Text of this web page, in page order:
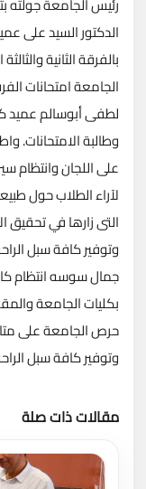
بالفرقة الثانية
الجامعة امتحانات
وطالبة الامتحانات.
على اللجان وانتظام
لآراء الطلاب حول
التى زارها في تحقيق
وتوفير كافة سبل
جمال سوسه انتظام
بكليات الجامعة
حرص الجامعة على
وتوفير كافة سبل
مقالات ذات صلة